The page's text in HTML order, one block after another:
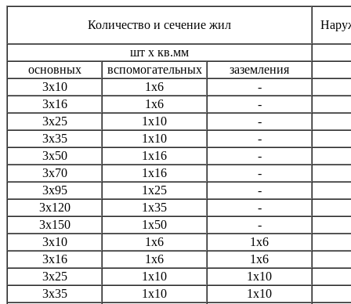
Количество и сечение жил
шт х кв.мм
основных
вспомогательных
заземления
3х10
1х6
-
3х16
1х6
-
3х25
1х10
-
3х35
1х10
-
3х50
1х16
-
3х70
1х16
-
3х95
1х25
-
3х120
1х35
-
3х150
1х50
-
3х10
1х6
1х6
3х16
1х6
1х6
3х25
1х10
1х10
3х35
1х10
1х10